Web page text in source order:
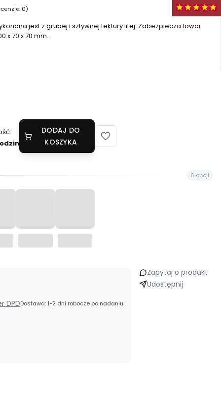
0)
jest z grubej i sztywnej tektury litej. Zabezpiecza towar
x 70 x 70 mm.
DODAJ DO
KOSZYKA
6 opcji
DPDDostawa: 1-2 dni robocze po nadaniu
Zapytaj o produkt
Udostępnij